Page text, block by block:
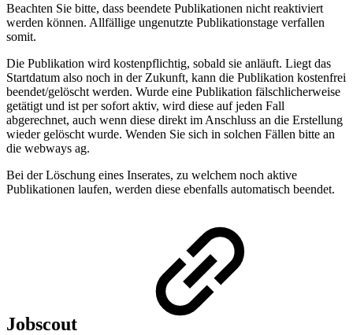
Beachten Sie bitte, dass beendete Publikationen nicht reaktiviert
werden können. Allfällige ungenutzte Publikationstage verfallen
somit.
Die Publikation wird kostenpflichtig, sobald sie anläuft. Liegt das
Startdatum also noch in der Zukunft, kann die Publikation kostenfrei
beendet/gelöscht werden. Wurde eine Publikation fälschlicherweise
getätigt und ist per sofort aktiv, wird diese auf jeden Fall
abgerechnet, auch wenn diese direkt im Anschluss an die Erstellung
wieder gelöscht wurde. Wenden Sie sich in solchen Fällen bitte an
die webways ag.
Bei der Löschung eines Inserates, zu welchem noch aktive
Publikationen laufen, werden diese ebenfalls automatisch beendet.
Jobscout